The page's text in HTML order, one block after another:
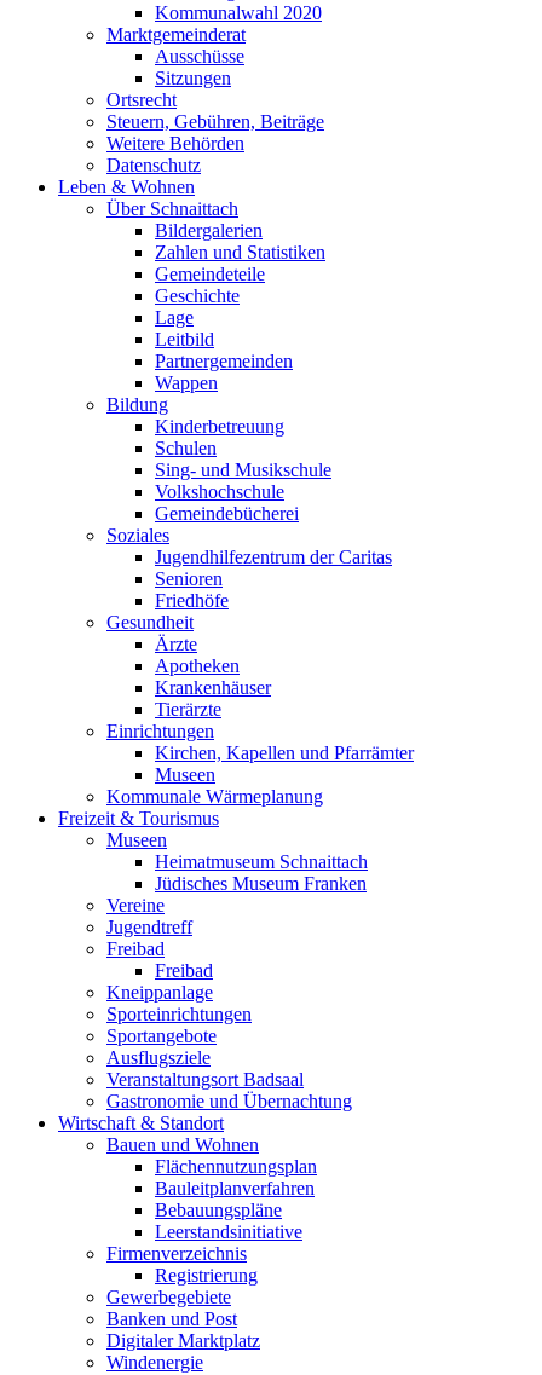
Kommunalwahl 2020
Marktgemeinderat
Ausschüsse
Sitzungen
Ortsrecht
Steuern, Gebühren, Beiträge
Weitere Behörden
Datenschutz
Leben & Wohnen
Über Schnaittach
Bildergalerien
Zahlen und Statistiken
Gemeindeteile
Geschichte
Lage
Leitbild
Partnergemeinden
Wappen
Bildung
Kinderbetreuung
Schulen
Sing- und Musikschule
Volkshochschule
Gemeindebücherei
Soziales
Jugendhilfezentrum der Caritas
Senioren
Friedhöfe
Gesundheit
Ärzte
Apotheken
Krankenhäuser
Tierärzte
Einrichtungen
Kirchen, Kapellen und Pfarrämter
Museen
Kommunale Wärmeplanung
Freizeit & Tourismus
Museen
Heimatmuseum Schnaittach
Jüdisches Museum Franken
Vereine
Jugendtreff
Freibad
Freibad
Kneippanlage
Sporteinrichtungen
Sportangebote
Ausflugsziele
Veranstaltungsort Badsaal
Gastronomie und Übernachtung
Wirtschaft & Standort
Bauen und Wohnen
Flächennutzungsplan
Bauleitplanverfahren
Bebauungspläne
Leerstandsinitiative
Firmenverzeichnis
Registrierung
Gewerbegebiete
Banken und Post
Digitaler Marktplatz
Windenergie